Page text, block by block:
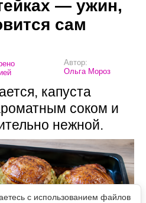
— ужин,
сам
Автор:
Ольга Мороз
капуста
соком и
нежной.
с использованием файлов